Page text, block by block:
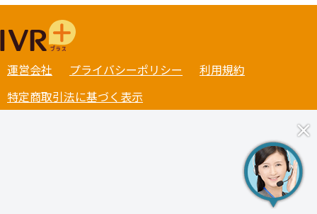
運営会社 プライバシーポリシー
利用規約
特定商取引法に基づく表示
×